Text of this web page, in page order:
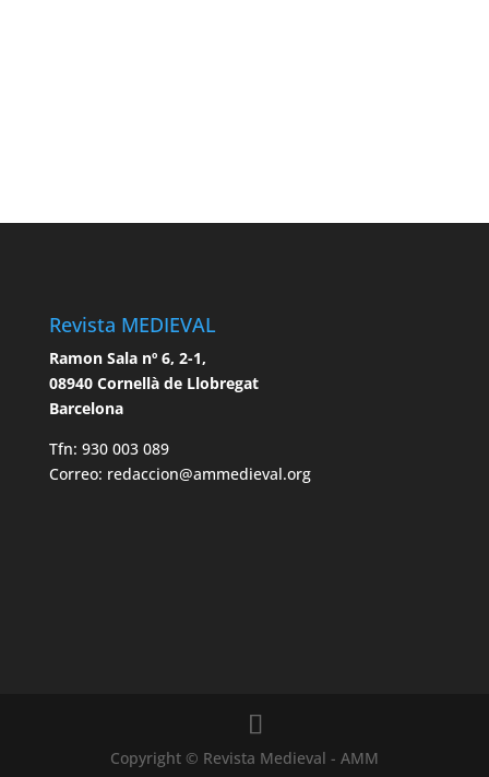
Revista MEDIEVAL
Ramon Sala nº 6, 2-1,
08940 Cornellà de Llobregat
Barcelona
Tfn: 930 003 089
Correo: redaccion@ammedieval.org
Copyright © Revista Medieval - AMM